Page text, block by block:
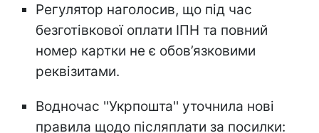
Регулятор наголосив, що під час
безготівкової оплати ІПН та повний
номер картки не є обов’язковими
реквізитами.
Водночас ''Укрпошта'' уточнила нові
правила щодо післяплати за посилки: